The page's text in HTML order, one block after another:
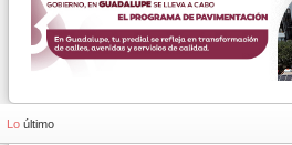
Lo último